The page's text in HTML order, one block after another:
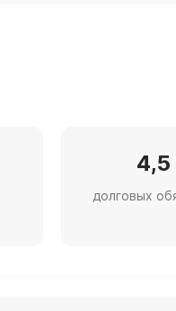
долговых